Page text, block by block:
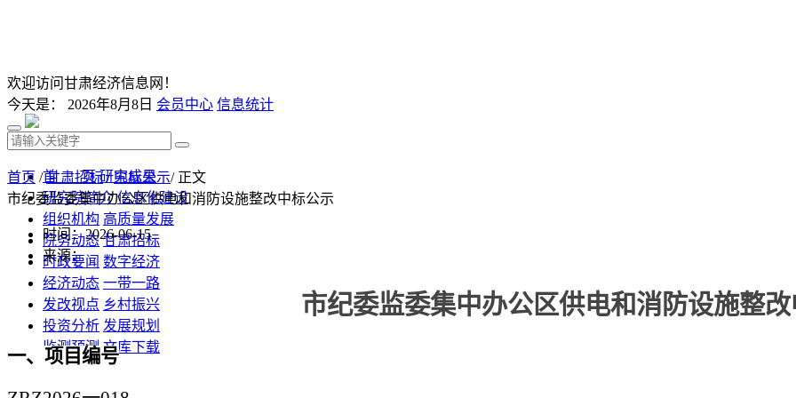
欢迎访问甘肃经济信息网！
今天是： 2026年8月8日 会员中心 信息统计
首 页 研究成果
研究院简介 信息化建设
组织机构 高质量发展
院务动态 甘肃招标
时政要闻 数字经济
经济动态 一带一路
发改视点 乡村振兴
投资分析 发展规划
监测预测 文库下载
首页 /甘肃招标/中标公示/ 正文
市纪委监委集中办公区供电和消防设施整改中标公示
时间：2026-06-15
来源：
市纪委监委集中办公区供电和消防设施整改
一、项目编号